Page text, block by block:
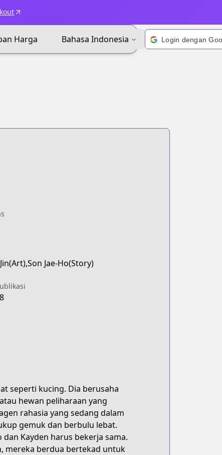
Harga Bahasa Indonesia
Jae-Ho(Story)
seperti kucing. Dia berusaha
hewan peliharaan yang
rahasia yang sedang dalam
gemuk dan berbulu lebat.
Kayden harus bekerja sama.
mereka berdua bertekad untuk